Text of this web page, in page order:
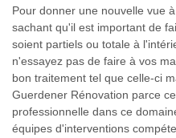
Pour donner une nouvelle vue
sachant qu'il est important de
soient partiels ou totale à
n'essayez pas de faire à vos
bon traitement tel que celle-ci
Guerdener Rénovation parce
professionnelle dans ce
équipes d'interventions